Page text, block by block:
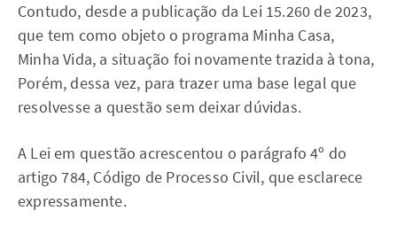
Contudo, desde a publicação da Lei 15.260 de 2023,
que tem como objeto o programa Minha Casa,
Minha Vida, a situação foi novamente trazida à tona,
Porém, dessa vez, para trazer uma base legal que
resolvesse a questão sem deixar dúvidas.
A Lei em questão acrescentou o parágrafo 4º do
artigo 784, Código de Processo Civil, que esclarece
expressamente.